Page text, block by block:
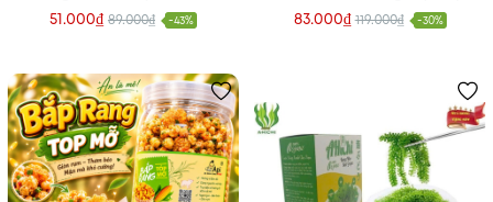
Ngon
51.000₫ 89.000₫ -43%
83.000₫ 119.000₫ -30%